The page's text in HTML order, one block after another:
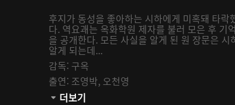
후지가 동성을 좋아하는 시하에게 미혹돼 타
다. 역요괘는 옥화학원 제자를 불러 모은 후 기
을 공개한다. 모든 사실을 알게 된 원 장문은
알게 되는데...
감독: 구옥
출연: 조영박, 오천영
관람등급:
더보기